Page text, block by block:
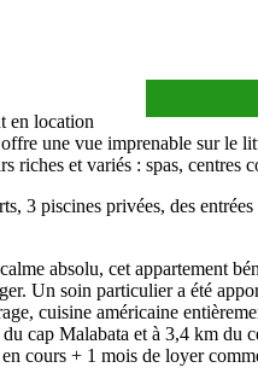
en location
une vue imprenable sur le
riches et variés : spas, centres
3 piscines privées, des
absolu, cet appartement
Un soin particulier a été
cuisine américaine
cap Malabata et à 3,4 km du
cours + 1 mois de loyer